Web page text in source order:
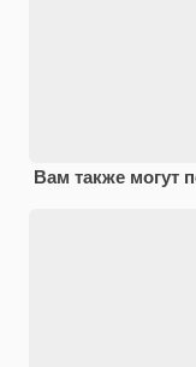
Вам также могут